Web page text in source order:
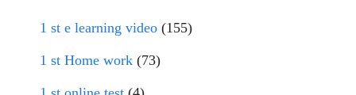
1 st e learning video (155)
1 st Home work (73)